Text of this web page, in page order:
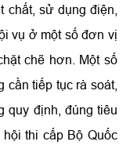
sử dụng điện,
vụ ở một số đơn vị
chẽ hơn. Một số
tiếp tục rà soát,
quy định, đúng tiêu
thi cấp Bộ Quốc